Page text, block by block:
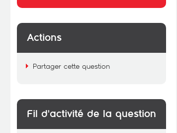
Actions
Partager cette question
Fil d'activité de la question